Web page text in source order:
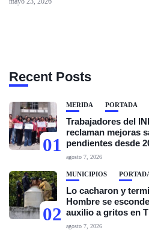
Recent Posts
01
MÉRIDA PORTADA
Trabajadores del
reclaman mejoras
pendientes desde
agosto 7, 2026
02
MUNICIPIOS
Lo cacharon y
Hombre se
auxilio a gritos en
agosto 7, 2026